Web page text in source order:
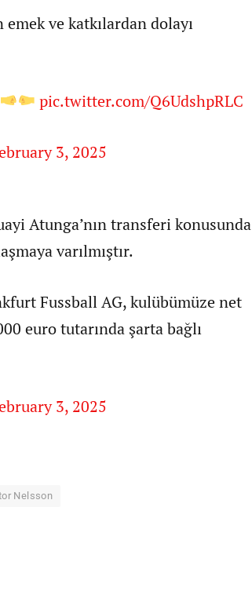
ve katkılardan dolayı
pic.twitter.com/Q6UdshpRLC
3, 2025
Atunga’nın transferi konusunda
varılmıştır.
Fussball AG, kulübümüze net
euro tutarında şarta bağlı
3, 2025
Nelsson